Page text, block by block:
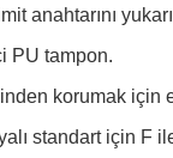
anahtarını
PU tampon.
korumak için
standart için F